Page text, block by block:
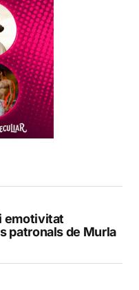
emotivitat
patronals de Murla